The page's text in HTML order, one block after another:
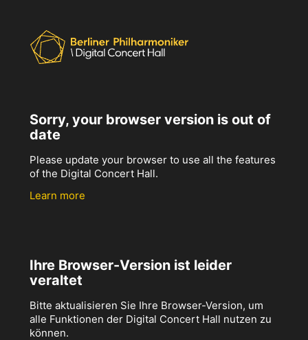
Sorry, your browser version is out of
date
Please update your browser to use all the features
of the Digital Concert Hall.
Learn more
Ihre Browser-Version ist leider
veraltet
Bitte aktualisieren Sie Ihre Browser-Version, um
alle Funktionen der Digital Concert Hall nutzen zu
können.